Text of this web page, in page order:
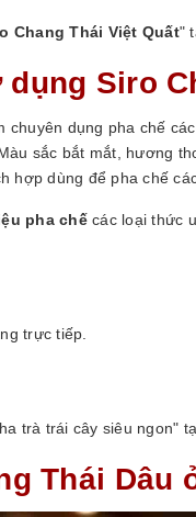
Chang Thái Việt Quất"
Siro
chuyên dụng pha chế
sắc bắt mắt, hương
hợp dùng để pha chế
pha chếcác loại thức
trực tiếp.
trà trái cây siêu ngon"
Thái Dâu